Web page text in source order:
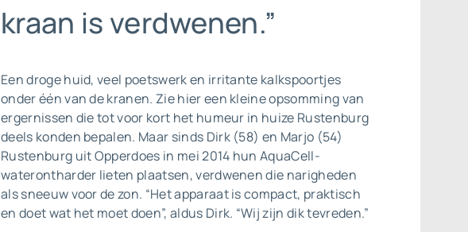
kraan is verdwenen.”
Een droge huid, veel poetswerk en irritante kalkspoortjes
onder één van de kranen. Zie hier een kleine opsomming van
ergernissen die tot voor kort het humeur in huize Rustenburg
deels konden bepalen. Maar sinds Dirk (58) en Marjo (54)
Rustenburg uit Opperdoes in mei 2014 hun AquaCell-
waterontharder lieten plaatsen, verdwenen die narigheden
als sneeuw voor de zon. “Het apparaat is compact, praktisch
en doet wat het moet doen”, aldus Dirk. “Wij zijn dik tevreden.”